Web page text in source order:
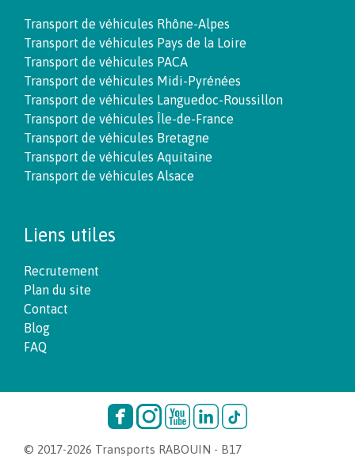
Transport de véhicules Rhône-Alpes
Transport de véhicules Pays de la Loire
Transport de véhicules PACA
Transport de véhicules Midi-Pyrénées
Transport de véhicules Languedoc-Roussillon
Transport de véhicules Île-de-France
Transport de véhicules Bretagne
Transport de véhicules Aquitaine
Transport de véhicules Alsace
Liens utiles
Recrutement
Plan du site
Contact
Blog
FAQ
© 2017-2026 Transports RABOUIN - B17